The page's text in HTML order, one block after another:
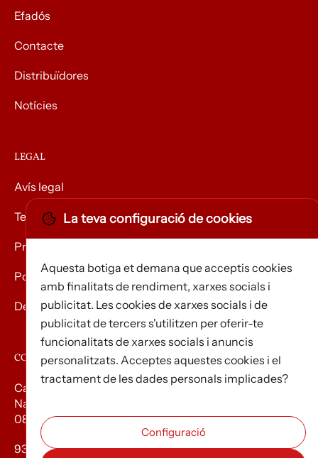
Efadós
Contacte
Distribuïdores
Notícies
LEGAL
Avís legal
Termes i condicions
Privacitat
Política de Cookies
Devolució de mercaderies
CONTACTE
Carrer d’Edison, 3
Nau A. Polígon industrial Les Torrenteres
08754 El Papiol
93 673 12 12
La teva configuració de cookies
Aquesta botiga et demana que acceptis cookies
amb finalitats de rendiment, xarxes socials i
publicitat. Les cookies de xarxes socials i de
publicitat de tercers s'utilitzen per oferir-te
funcionalitats de xarxes socials i anuncis
personalitzats. Acceptes aquestes cookies i el
tractament de les dades personals implicades?